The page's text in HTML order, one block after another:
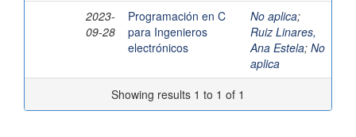
2023-
09-28
Programación en C
para Ingenieros
electrónicos
No aplica;
Ruiz Linares,
Ana Estela; No
aplica
Showing results 1 to 1 of 1